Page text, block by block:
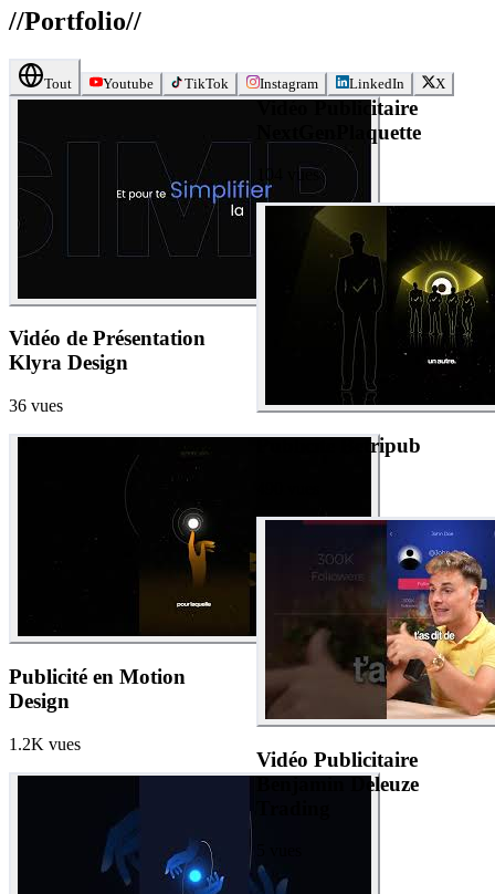
//Portfolio//
Tout Youtube TikTok Instagram LinkedIn X
Vidéo de Présentation
Klyra Design
36 vues
Publicité en Motion
Design
1.2K vues
Vidéo Publicitaire
NextGenPlaquette
104 vues
Publicité Betripub
Vidéo Publicitaire
Benjamin Deleuze